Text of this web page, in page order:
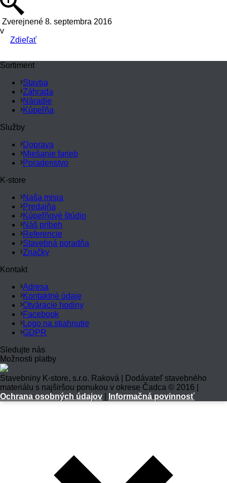
Zverejnené 8. septembra 2016
v
Zdieľať
Sortiment
Stavba
Záhrada
Náradie
Kúpeľňa
Služby
Doprava
Miešanie farieb
Poradenstvo
K-store
Naša misia
Predajňa
Kúpeľňové štúdio
Náš príbeh
Referencie
Stavebná poradňa
Značky
Kontakt
Adresa
Kontaktné údaje
Otváracie hodiny
Facebook
Logo na stiahnutie
GDPR
Sledujte nás
Možnosti platby
Stavebniny K-store, s.r.o. Raková | Dodávateľ stavebného
materiálu s najširšou ponukou v okrese Čadca © 2016 |
Ochrana osobných údajov
Informačná povinnosť